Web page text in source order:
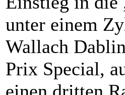
unter einem
Wallach
Prix Special,